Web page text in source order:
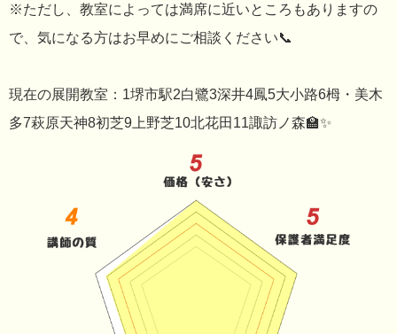
※ただし、教室によっては満席に近いところもありますの
で、気になる方はお早めにご相談ください📞
現在の展開教室：1堺市駅2白鷺3深井4鳳5大小路6栂・美木
多7萩原天神8初芝9上野芝10北花田11諏訪ノ森🏫✨